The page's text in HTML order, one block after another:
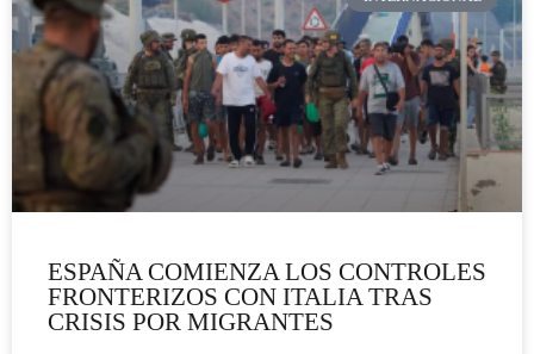
ESPAÑA COMIENZA LOS CONTROLES
FRONTERIZOS CON ITALIA TRAS
CRISIS POR MIGRANTES